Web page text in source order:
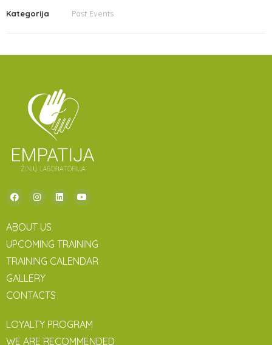
Kategorija Past Events
ABOUT US
UPCOMING TRAINING
TRAINING CALENDAR
GALLERY
CONTACTS
LOYALTY PROGRAM
WE ARE RECOMMENDED